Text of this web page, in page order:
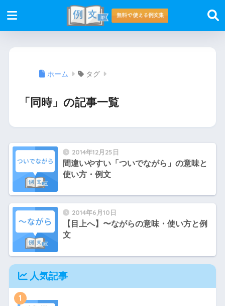
ホーム タグ
「同時」の記事一覧
2014年12月25日
間違いやすい「ついでながら」の意味と
使い方・例文
2014年6月10日
【目上へ】〜ながらの意味・使い方と例
文
人気記事
1